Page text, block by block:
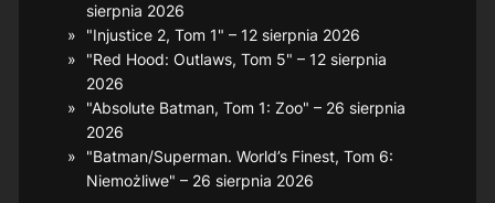
sierpnia 2026
"Injustice 2, Tom 1" – 12 sierpnia 2026
"Red Hood: Outlaws, Tom 5" – 12 sierpnia
2026
"Absolute Batman, Tom 1: Zoo" – 26 sierpnia
2026
"Batman/Superman. World’s Finest, Tom 6:
Niemożliwe" – 26 sierpnia 2026